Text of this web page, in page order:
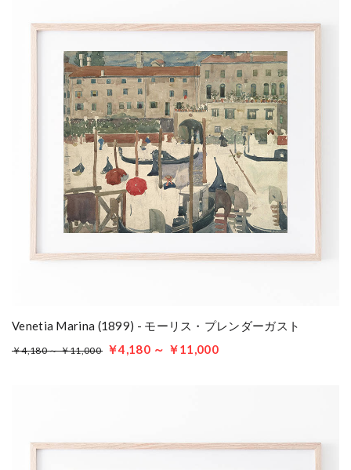
Venetia Marina (1899) - モーリス・プレンダーガスト
￥4,180 ～ ￥11,000 ￥4,180 ～ ￥11,000